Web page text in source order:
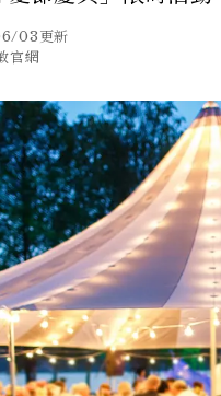
03更新
官網